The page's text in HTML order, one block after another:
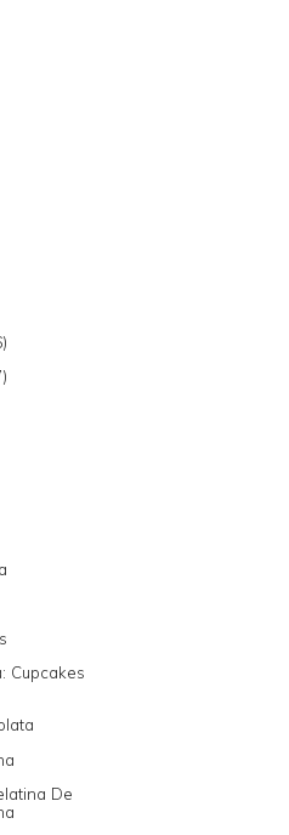
Cupcakes
De